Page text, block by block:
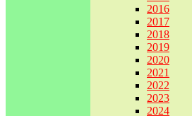
2016
2017
2018
2019
2020
2021
2022
2023
2024